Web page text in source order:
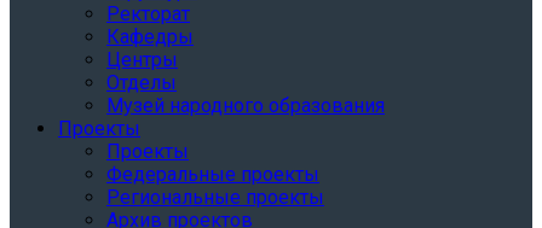
Ректорат
Кафедры
Центры
Отделы
Музей народного образования
Проекты
Проекты
Федеральные проекты
Региональные проекты
Архив проектов